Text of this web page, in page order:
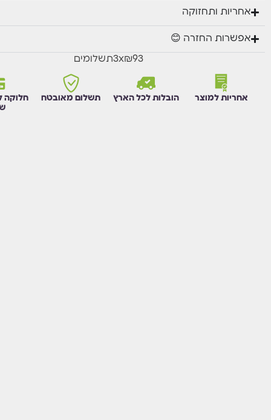
אחריות ותחזוקה
אפשרות החזרה 😊
₪93
x
3תשלומים
אחריות למוצר הובלות לכל הארץ תשלום מאובטח
חלוקה